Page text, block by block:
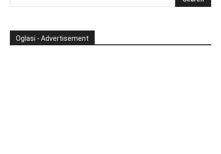
Oglasi - Advertisement